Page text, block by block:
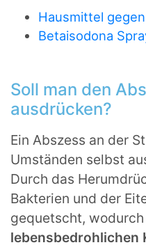
Hausmittel
Betaisodona
Soll man den
ausdrücken?
Ein Abszess an der
Umständen selbst
Durch das
Bakterien und der
gequetscht, wodurch
lebensbedrohlichen